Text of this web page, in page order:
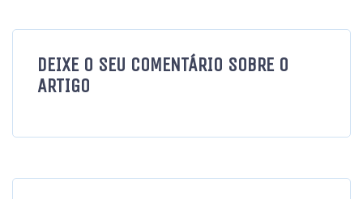
DEIXE O SEU COMENTÁRIO SOBRE O
ARTIGO